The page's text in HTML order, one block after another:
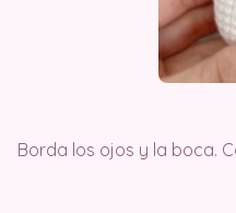
Borda los ojos y la boca.